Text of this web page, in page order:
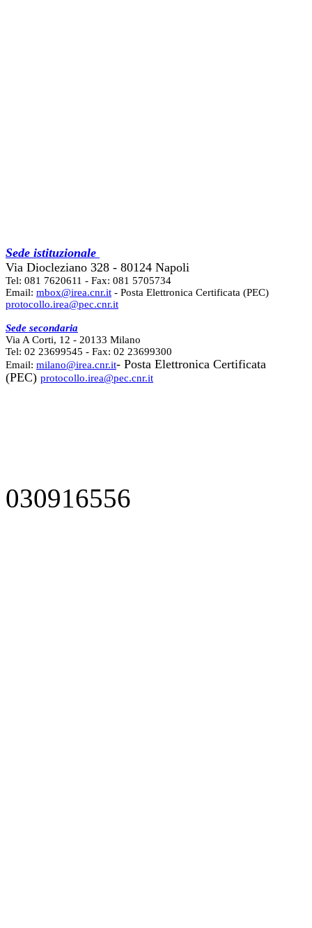
Sede istituzionale
Via Diocleziano 328 - 80124 Napoli
Tel: 081 7620611 - Fax: 081 5705734
Email: mbox@irea.cnr.it - Posta Elettronica Certificata (PEC)
protocollo.irea@pec.cnr.it
Sede secondaria
Via A Corti, 12 - 20133 Milano
Tel: 02 23699545 - Fax: 02 23699300
Email: milano@irea.cnr.it- Posta Elettronica Certificata
(PEC) protocollo.irea@pec.cnr.it
030916556